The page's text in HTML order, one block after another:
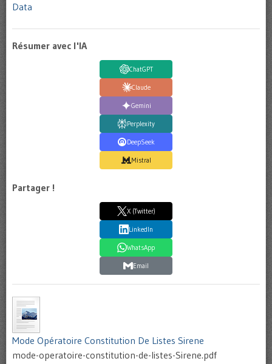
Data
Résumer avec l'IA
ChatGPT
Claude
Gemini
Perplexity
DeepSeek
Mistral
Partager !
X (Twitter)
LinkedIn
WhatsApp
Email
Mode Opératoire Constitution De Listes Sirene
mode-operatoire-constitution-de-listes-Sirene.pdf